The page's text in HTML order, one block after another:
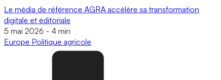
Le média de référence AGRA accélère sa transformation
digitale et éditoriale
5 mai 2026 - 4 min
Europe Politique agricole